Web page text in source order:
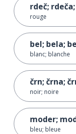
rdeč;
rouge
bel; bela;
blanc; blanche
črn; črna;
noir; noire
moder;
bleu; bleue